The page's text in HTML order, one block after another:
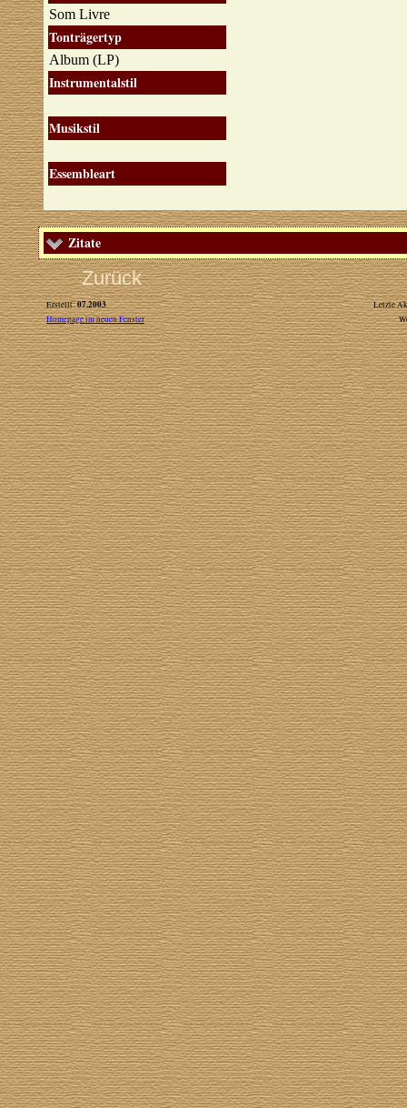
Som Livre
Tonträgertyp
Album (LP)
Instrumentalstil
Musikstil
Essembleart
Zitate
Zurück
Erstellt:07.2003
Letzte
Homepage im neuen Fenster